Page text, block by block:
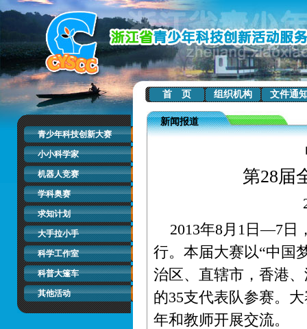
首 页 组织机构 文件通
青少年科技创新大赛
小小科学家
机器人竞赛
学科奥赛
求知计划
大手拉小手
科学工作室
科普大篷车
其他活动
新闻报道
第28届
2013年8月1日—7日
行。本届大赛以“中国
治区、直辖市，香港
的35支代表队参赛。
年和教师开展交流。